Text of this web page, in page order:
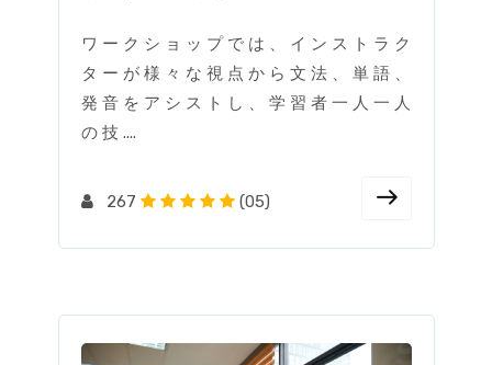
ワ ー ク シ ョ ッ プ で は 、 イ ン ス ト ラ ク
タ ー が 様 々 な 視 点 か ら 文 法 、 単 語 、
発 音 を ア シ ス ト し 、 学 習 者 一 人 一 人
の 技 ....
267 (05)